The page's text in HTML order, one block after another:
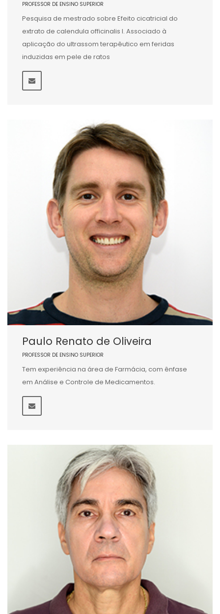
PROFESSOR DE ENSINO SUPERIOR
Pesquisa de mestrado sobre Efeito cicatricial do
extrato de calendula officinalis l. Associado à
aplicação do ultrassom terapêutico em feridas
induzidas em pele de ratos
Paulo Renato de Oliveira
PROFESSOR DE ENSINO SUPERIOR
Tem experiência na área de Farmácia, com ênfase
em Análise e Controle de Medicamentos.